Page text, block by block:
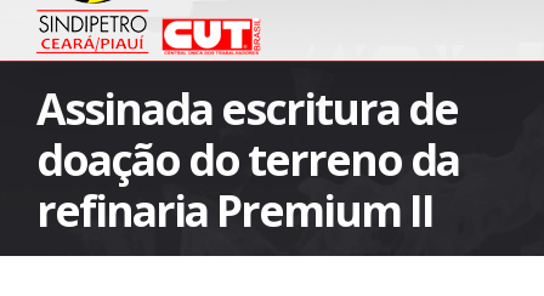
Assinada escritura de
doação do terreno da
refinaria Premium II